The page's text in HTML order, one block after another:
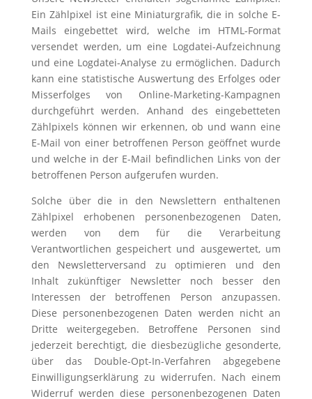
Ein Zählpixel ist eine Miniaturgrafik, die in solche E-
Mails eingebettet wird, welche im HTML-Format
versendet werden, um eine Logdatei-Aufzeichnung
und eine Logdatei-Analyse zu ermöglichen. Dadurch
kann eine statistische Auswertung des Erfolges oder
Misserfolges von Online-Marketing-Kampagnen
durchgeführt werden. Anhand des eingebetteten
Zählpixels können wir erkennen, ob und wann eine
E-Mail von einer betroffenen Person geöffnet wurde
und welche in der E-Mail befindlichen Links von der
betroffenen Person aufgerufen wurden.
Solche über die in den Newslettern enthaltenen
Zählpixel erhobenen personenbezogenen Daten,
werden von dem für die Verarbeitung
Verantwortlichen gespeichert und ausgewertet, um
den Newsletterversand zu optimieren und den
Inhalt zukünftiger Newsletter noch besser den
Interessen der betroffenen Person anzupassen.
Diese personenbezogenen Daten werden nicht an
Dritte weitergegeben. Betroffene Personen sind
jederzeit berechtigt, die diesbezügliche gesonderte,
über das Double-Opt-In-Verfahren abgegebene
Einwilligungserklärung zu widerrufen. Nach einem
Widerruf werden diese personenbezogenen Daten